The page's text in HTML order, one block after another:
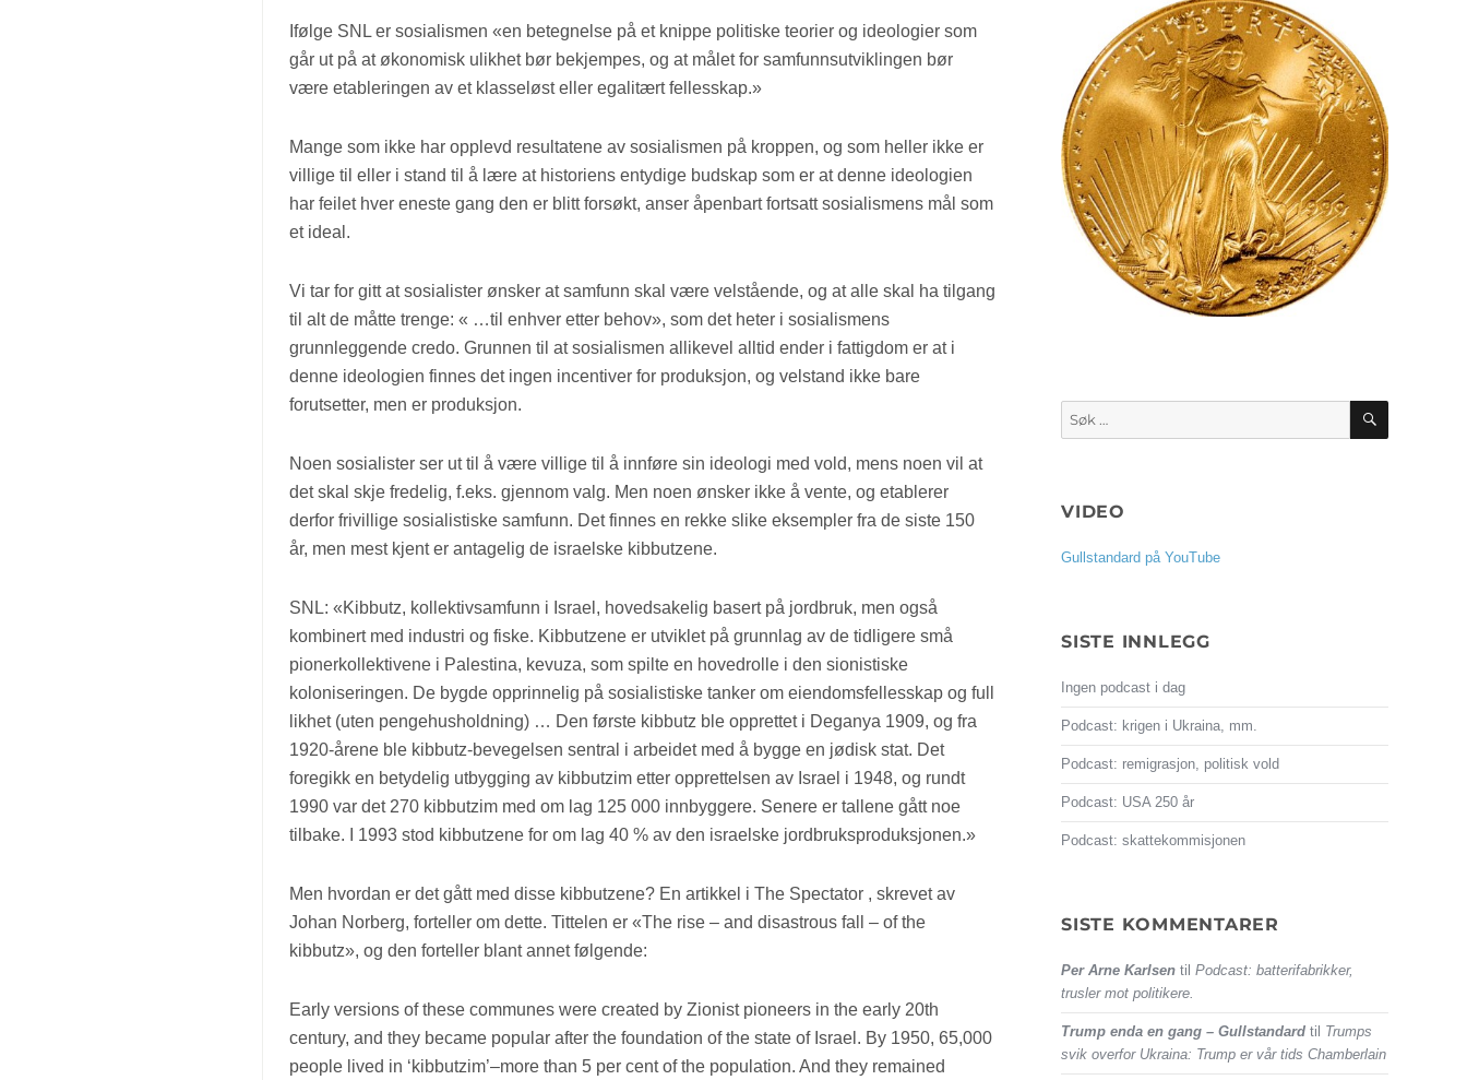
Ifølge SNL er sosialismen «en betegnelse på et knippe politiske teorier og ideologier som
går ut på at økonomisk ulikhet bør bekjempes, og at målet for samfunnsutviklingen bør
være etableringen av et klasseløst eller egalitært fellesskap.»
Mange som ikke har opplevd resultatene av sosialismen på kroppen, og som heller ikke er
villige til eller i stand til å lære at historiens entydige budskap som er at denne ideologien
har feilet hver eneste gang den er blitt forsøkt, anser åpenbart fortsatt sosialismens mål som
et ideal.
Vi tar for gitt at sosialister ønsker at samfunn skal være velstående, og at alle skal ha tilgang
til alt de måtte trenge: « …til enhver etter behov», som det heter i sosialismens
grunnleggende credo. Grunnen til at sosialismen allikevel alltid ender i fattigdom er at i
denne ideologien finnes det ingen incentiver for produksjon, og velstand ikke bare
forutsetter, men er produksjon.
Noen sosialister ser ut til å være villige til å innføre sin ideologi med vold, mens noen vil at
det skal skje fredelig, f.eks. gjennom valg. Men noen ønsker ikke å vente, og etablerer
derfor frivillige sosialistiske samfunn. Det finnes en rekke slike eksempler fra de siste 150
år, men mest kjent er antagelig de israelske kibbutzene.
SNL: «Kibbutz, kollektivsamfunn i Israel, hovedsakelig basert på jordbruk, men også
kombinert med industri og fiske. Kibbutzene er utviklet på grunnlag av de tidligere små
pionerkollektivene i Palestina, kevuza, som spilte en hovedrolle i den sionistiske
koloniseringen. De bygde opprinnelig på sosialistiske tanker om eiendomsfellesskap og full
likhet (uten pengehusholdning) … Den første kibbutz ble opprettet i Deganya 1909, og fra
1920-årene ble kibbutz-bevegelsen sentral i arbeidet med å bygge en jødisk stat. Det
foregikk en betydelig utbygging av kibbutzim etter opprettelsen av Israel i 1948, og rundt
1990 var det 270 kibbutzim med om lag 125 000 innbyggere. Senere er tallene gått noe
tilbake. I 1993 stod kibbutzene for om lag 40 % av den israelske jordbruksproduksjonen.»
Men hvordan er det gått med disse kibbutzene? En artikkel i The Spectator , skrevet av
Johan Norberg, forteller om dette. Tittelen er «The rise – and disastrous fall – of the
kibbutz», og den forteller blant annet følgende:
Early versions of these communes were created by Zionist pioneers in the early 20th
century, and they became popular after the foundation of the state of Israel. By 1950, 65,000
people lived in ‘kibbutzim’–more than 5 per cent of the population. And they remained
Søk
etter:
SØK
VIDEO
Gullstandard på YouTube
SISTE INNLEGG
Ingen podcast i dag
Podcast: krigen i Ukraina, mm.
Podcast: remigrasjon, politisk vold
Podcast: USA 250 år
Podcast: skattekommisjonen
SISTE KOMMENTARER
Per Arne Karlsen til Podcast: batterifabrikker,
trusler mot politikere.
Trump enda en gang – Gullstandard til Trumps
svik overfor Ukraina: Trump er vår tids Chamberlain